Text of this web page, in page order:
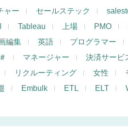
ャー セールステック
Tableau 上場 PMO
編集 英語 プログラマー
マネージャー 決済サービ
リクルーティング 女性
Embulk ETL ELT